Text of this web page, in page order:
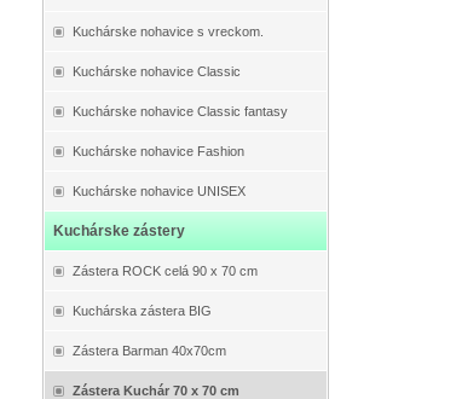
Kuchárske nohavice s vreckom.
Kuchárske nohavice Classic
Kuchárske nohavice Classic fantasy
Kuchárske nohavice Fashion
Kuchárske nohavice UNISEX
Kuchárske zástery
Zástera ROCK celá 90 x 70 cm
Kuchárska zástera BIG
Zástera Barman 40x70cm
Zástera Kuchár 70 x 70 cm